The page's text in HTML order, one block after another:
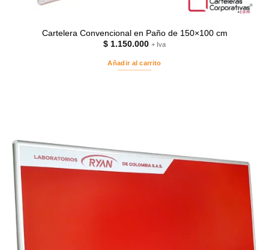
Cartelera Convencional en Paño de 150×100 cm
$ 1.150.000 + Iva
Añadir al carrito